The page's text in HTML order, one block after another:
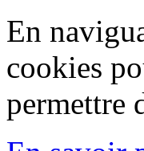
En
cookies
permettre